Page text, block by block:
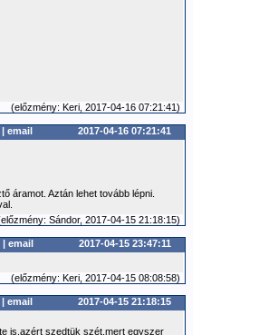
(előzmény: Keri, 2017-04-16 07:21:41)
| email
2017-04-16 07:21:41
áramot. Aztán lehet tovább lépni.
előzmény: Sándor, 2017-04-15 21:18:15)
| email
2017-04-15 23:47:11
(előzmény: Keri, 2017-04-15 08:08:58)
| email
2017-04-15 21:18:15
is,azért szedtük szét,mert egyszer